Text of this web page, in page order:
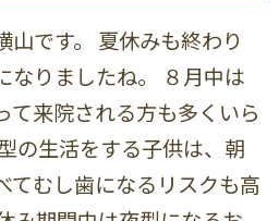
山です。 夏休みも終わり
なりましたね。 ８月中は
て来院される方も多くいら
の生活をする子供は、朝
てむし歯になるリスクも高